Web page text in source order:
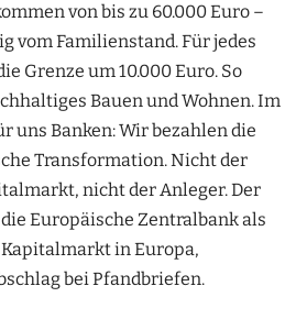
von bis zu 60.000 Euro –
vom Familienstand. Für jedes
Grenze um 10.000 Euro. So
Bauen und Wohnen. Im
uns Banken: Wir bezahlen die
Transformation. Nicht der
nicht der Anleger. Der
Europäische Zentralbank als
in Europa,
bei Pfandbriefen.